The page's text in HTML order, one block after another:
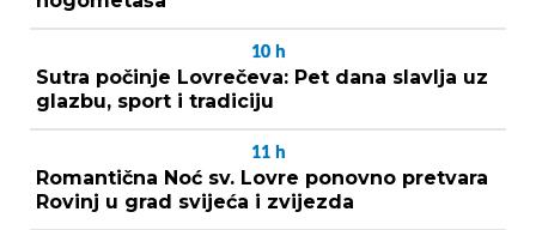
10 h
Sutra počinje Lovrečeva: Pet dana slavlja uz
glazbu, sport i tradiciju
11 h
Romantična Noć sv. Lovre ponovno pretvara
Rovinj u grad svijeća i zvijezda